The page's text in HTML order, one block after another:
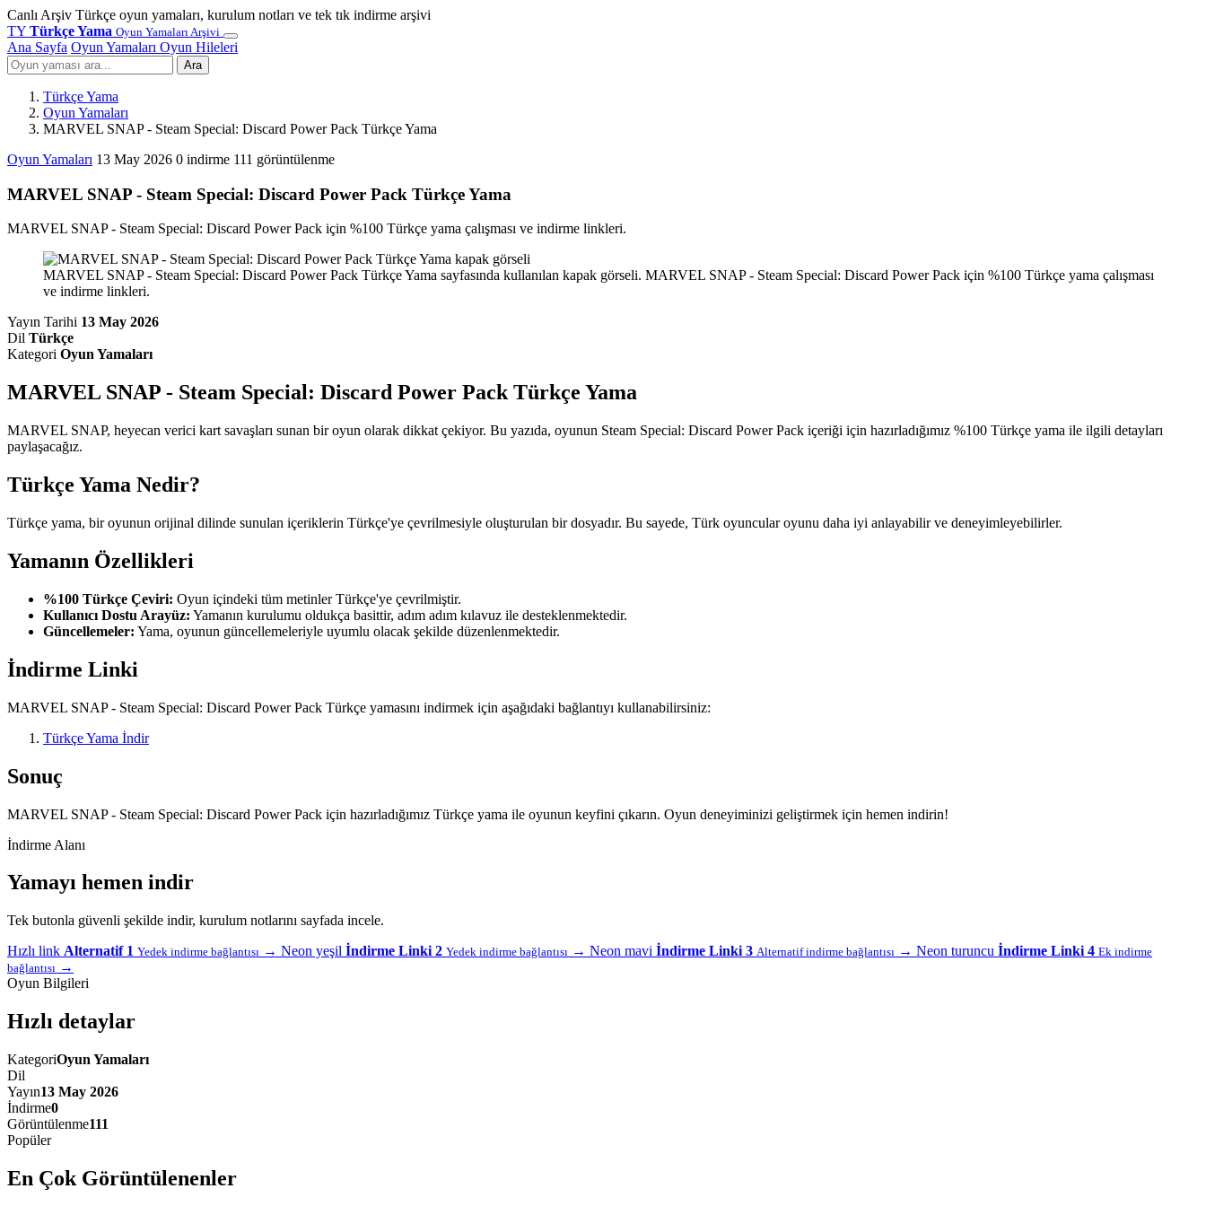
Canlı Arşiv Türkçe oyun yamaları, kurulum notları ve tek tık indirme arşivi
TY Türkçe Yama Oyun Yamaları Arşivi
Ana Sayfa Oyun Yamaları Oyun Hileleri
Ara
Türkçe Yama
Oyun Yamaları
MARVEL SNAP - Steam Special: Discard Power Pack Türkçe Yama
Oyun Yamaları 13 May 2026 0 indirme 111 görüntülenme
MARVEL SNAP - Steam Special: Discard Power Pack Türkçe Yama
MARVEL SNAP - Steam Special: Discard Power Pack için %100 Türkçe yama çalışması ve indirme linkleri.
MARVEL SNAP - Steam Special: Discard Power Pack Türkçe Yama sayfasında kullanılan kapak görseli. MARVEL SNAP - Steam Special: Discard Power Pack için %100 Türkçe yama çalışması
ve indirme linkleri.
Yayın Tarihi 13 May 2026
Dil Türkçe
Kategori Oyun Yamaları
MARVEL SNAP - Steam Special: Discard Power Pack Türkçe Yama
MARVEL SNAP, heyecan verici kart savaşları sunan bir oyun olarak dikkat çekiyor. Bu yazıda, oyunun Steam Special: Discard Power Pack içeriği için hazırladığımız %100 Türkçe yama ile ilgili detayları
paylaşacağız.
Türkçe Yama Nedir?
Türkçe yama, bir oyunun orijinal dilinde sunulan içeriklerin Türkçe'ye çevrilmesiyle oluşturulan bir dosyadır. Bu sayede, Türk oyuncular oyunu daha iyi anlayabilir ve deneyimleyebilirler.
Yamanın Özellikleri
%100 Türkçe Çeviri: Oyun içindeki tüm metinler Türkçe'ye çevrilmiştir.
Kullanıcı Dostu Arayüz: Yamanın kurulumu oldukça basittir, adım adım kılavuz ile desteklenmektedir.
Güncellemeler: Yama, oyunun güncellemeleriyle uyumlu olacak şekilde düzenlenmektedir.
İndirme Linki
MARVEL SNAP - Steam Special: Discard Power Pack Türkçe yamasını indirmek için aşağıdaki bağlantıyı kullanabilirsiniz:
Türkçe Yama İndir
Sonuç
MARVEL SNAP - Steam Special: Discard Power Pack için hazırladığımız Türkçe yama ile oyunun keyfini çıkarın. Oyun deneyiminizi geliştirmek için hemen indirin!
İndirme Alanı
Yamayı hemen indir
Tek butonla güvenli şekilde indir, kurulum notlarını sayfada incele.
Hızlı link Alternatif 1 Yedek indirme bağlantısı → Neon yeşil İndirme Linki 2 Yedek indirme bağlantısı → Neon mavi İndirme Linki 3 Alternatif indirme bağlantısı → Neon turuncu İndirme Linki 4 Ek indirme
bağlantısı →
Oyun Bilgileri
Hızlı detaylar
KategoriOyun Yamaları
Dil
Yayın13 May 2026
İndirme0
Görüntülenme111
Popüler
En Çok Görüntülenenler